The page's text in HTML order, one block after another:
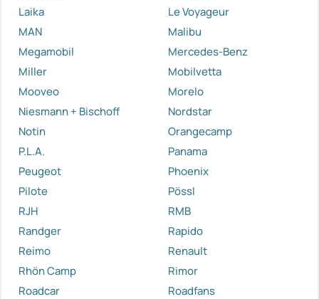
Laika
Le Voyageur
MAN
Malibu
Megamobil
Mercedes-Benz
Miller
Mobilvetta
Mooveo
Morelo
Niesmann + Bischoff
Nordstar
Notin
Orangecamp
P.L.A.
Panama
Peugeot
Phoenix
Pilote
Pössl
RJH
RMB
Randger
Rapido
Reimo
Renault
Rhön Camp
Rimor
Roadcar
Roadfans